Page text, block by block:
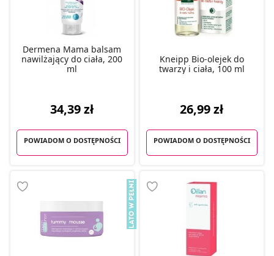
Dermena Mama balsam
nawilżający do ciała, 200
ml
34,39 zł
POWIADOM O DOSTĘPNOŚCI
Kneipp Bio-olejek do
twarzy i ciała, 100 ml
26,99 zł
POWIADOM O DOSTĘPNOŚCI